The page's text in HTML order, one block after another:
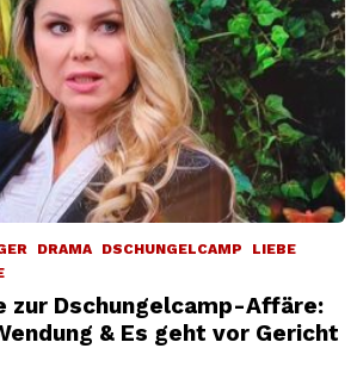
DRAMA DSCHUNGELCAMP
LIEBE
zur Dschungelcamp-Affäre:
& Es geht vor Gericht